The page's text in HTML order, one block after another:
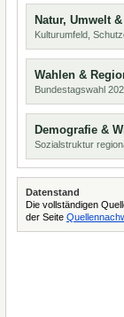
Natur, Umwelt
Kulturumfeld,
Wahlen &
Bundestagswahl
Demografie &
Sozialstruktur
Datenstand
Die vollständigen
der Seite